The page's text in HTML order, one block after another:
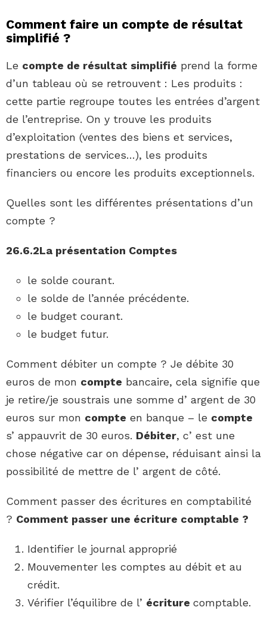
Comment faire un compte de résultat
simplifié ?
Le compte de résultat simplifié prend la forme
d’un tableau où se retrouvent : Les produits :
cette partie regroupe toutes les entrées d’argent
de l’entreprise. On y trouve les produits
d’exploitation (ventes des biens et services,
prestations de services…), les produits
financiers ou encore les produits exceptionnels.
Quelles sont les différentes présentations d’un
compte ?
26.6.2La présentation Comptes
le solde courant.
le solde de l’année précédente.
le budget courant.
le budget futur.
Comment débiter un compte ? Je débite 30
euros de mon compte bancaire, cela signifie que
je retire/je soustrais une somme d’ argent de 30
euros sur mon compte en banque – le compte
s’ appauvrit de 30 euros. Débiter, c’ est une
chose négative car on dépense, réduisant ainsi la
possibilité de mettre de l’ argent de côté.
Comment passer des écritures en comptabilité
? Comment passer une écriture comptable ?
Identifier le journal approprié
Mouvementer les comptes au débit et au
crédit.
Vérifier l’équilibre de l’ écriture comptable.